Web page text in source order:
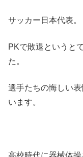
サッカー日本代表。
PKで敗退というと
た。
選手たちの悔しい
います。
高校時代に器械体